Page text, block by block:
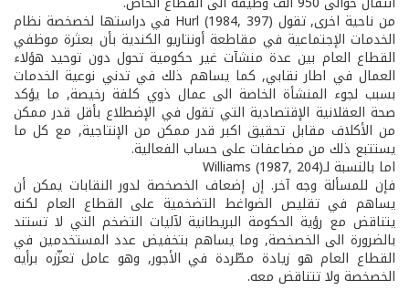
من ناحية اخرى, تقول Hurl (1984, 397) في دراستها لخصخصة نظام
الخدمات الإجتماعية في مقاطعة أونتاريو الكندية بأن بعثرة موظفي
القطاع العام بين عدة منشآت غير حكومية تحول دون توحيد هؤلاء
العمال في اطار نقابي, كما يساهم ذلك في تدني نوعية الخدمات
بسبب لجوء المنشأة الخاصة الى عمال ذوي كلفة رخيصة, ما يؤكد
صحة العقلانية الإقتصادية التي تقول في الإضطلاع بأقل قدر ممكن
من الأكلاف مقابل تحقيق اكبر قدر ممكن من الإنتاجية, مع كل ما
يستتبع ذلك من مضاعفات على حساب الفعالية.
اما بالنسبة لـWilliams (1987, 204)
فإن للمسألة وجه آخر. إن إضعاف الخصخصة لدور النقابات يمكن أن
يساهم في تقليص الضواغط التضخمية على القطاع العام لكنه
يتناقض مع رؤية الحكومة البريطانية لآليات التضخم التي لا تستند
بالضرورة الى الخصخصة, وما يساهم بتخفيض عدد المستخدمين في
القطاع العام هو زيادة مطّردة في الأجور, وهو عامل تعزّزه برأيه
الخصخصة ولا تتناقض معه.